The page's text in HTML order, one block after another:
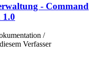
- Command
1.0
/
Verfasser